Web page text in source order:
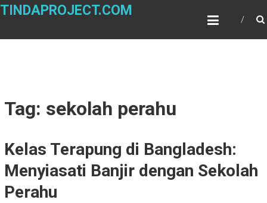
Skip
TINDAPROJECT.COM
Tag: sekolah perahu
Kelas Terapung di Bangladesh:
Menyiasati Banjir dengan Sekolah
Perahu